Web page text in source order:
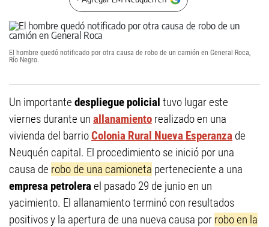
El hombre quedó notificado por otra causa de robo de un camión en General Roca,
Río Negro.
Un importante despliegue policial tuvo lugar este
viernes durante un allanamiento realizado en una
vivienda del barrioColonia Rural Nueva Esperanza de
Neuquén capital. El procedimiento se inició por una
causa de robo de una camioneta perteneciente a una
empresa petrolerael pasado 29 de junio en un
yacimiento. El allanamiento terminó con resultados
positivos y la apertura de una nueva causa por robo en la